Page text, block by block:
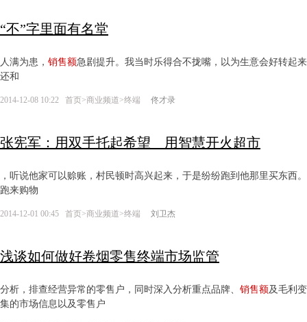
“不”字里面有名堂
人满为患， 销售额急剧提升。我当时乐得合不拢嘴，以为生意会好转起
还和
2014-12-08 10:22 首页>商业频道>终端 佟才录
张宪军：用双手托起希望 用智慧开火超市
，听说他家可以赊账，村民顿时高兴起来，于是纷纷跑到他那里买东西
跑来购物
2014-12-01 00:45 首页>商业频道>终端 刘卫杰
浅谈如何做好卷烟零售终端市场监管
分析，排查经营异常的零售户，同时深入分析重点品牌、 销售额及毛利
集的市场信息以及零售户